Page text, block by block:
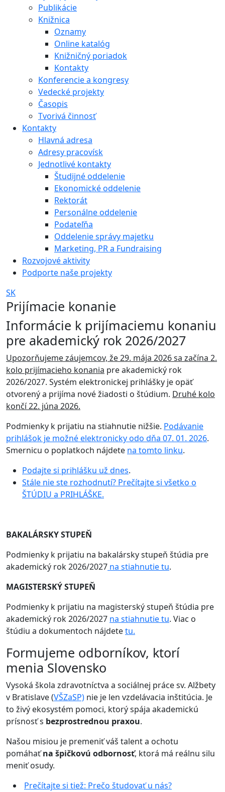
Publikácie
Knižnica
Oznamy
Online katalóg
Knižničný poriadok
Kontakty
Konferencie a kongresy
Vedecké projekty
Časopis
Tvorivá činnosť
Kontakty
Hlavná adresa
Adresy pracovísk
Jednotlivé kontakty
Študijné oddelenie
Ekonomické oddelenie
Rektorát
Personálne oddelenie
Podateľňa
Oddelenie správy majetku
Marketing, PR a Fundraising
Rozvojové aktivity
Podporte naše projekty
SK
Prijímacie konanie
Informácie k prijímaciemu konaniu
pre akademický rok 2026/2027
Upozorňujeme záujemcov, že 29. mája 2026 sa začína 2.
kolo prijímacieho konania pre akademický rok
2026/2027. Systém elektronickej prihlášky je opäť
otvorený a prijíma nové žiadosti o štúdium. Druhé kolo
končí 22. júna 2026.
Podmienky k prijatiu na stiahnutie nižšie. Podávanie
prihlášok je možné elektronicky odo dňa 07. 01. 2026.
Smernicu o poplatkoch nájdete na tomto linku.
Podajte si prihlášku už dnes.
Stále nie ste rozhodnutí? Prečítajte si všetko o
ŠTÚDIU a PRIHLÁŠKE.
BAKALÁRSKY STUPEŇ
Podmienky k prijatiu na bakalársky stupeň štúdia pre
akademický rok 2026/2027 na stiahnutie tu.
MAGISTERSKÝ STUPEŇ
Podmienky k prijatiu na magisterský stupeň štúdia pre
akademický rok 2026/2027 na stiahnutie tu. Viac o
štúdiu a dokumentoch nájdetetu.
Formujeme odborníkov, ktorí
menia Slovensko
Vysoká škola zdravotníctva a sociálnej práce sv. Alžbety
v Bratislave (VŠZaSP) nie je len vzdelávacia inštitúcia. Je
to živý ekosystém pomoci, ktorý spája akademickú
prísnosť s bezprostrednou praxou.
Našou misiou je premeniť váš talent a ochotu
pomáhaťna špičkovú odbornosť, ktorá má reálnu silu
meniť osudy.
Prečítajte si tiež: Prečo študovať u nás?